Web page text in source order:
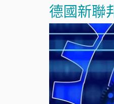
德國新聯